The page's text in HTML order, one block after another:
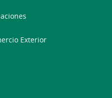
Exterior